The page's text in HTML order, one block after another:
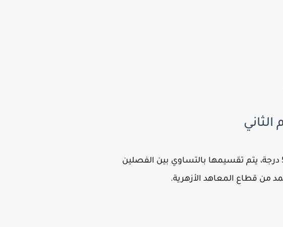
يبلغ إجمالي مجموع درجات الصف الأول الإعدادي الأزهري للعام الدراسي كاملًا 500 درجة، يتم تقسيمها بالتساوي بين الفصلين